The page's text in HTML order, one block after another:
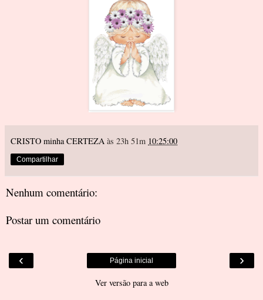
CRISTO minha CERTEZA às 23h 51m 10:25:00
Compartilhar
Nenhum comentário:
Postar um comentário
‹ ›
Página inicial
Ver versão para a web